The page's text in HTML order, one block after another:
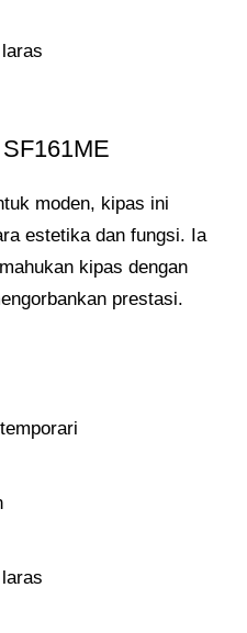
moden, kipas ini
estetika dan fungsi. Ia
kipas dengan
prestasi.